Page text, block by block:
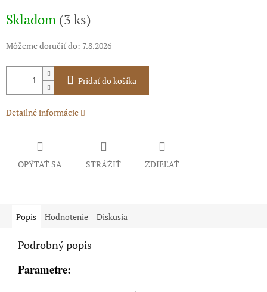
cena:
Skladom (3 ks)
Môžeme doručiť do: 7.8.2026
Pridať do košíka
Detailné informácie
OPÝTAŤ SA STRÁŽIŤ ZDIEĽAŤ
Popis Hodnotenie Diskusia
Podrobný popis
Parametre: